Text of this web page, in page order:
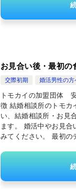
お見合い後・最初の
交際初期 婚活男性の方
トモカイの加盟団体
徴 結婚相談所のトモカ
い、結婚相談所・お見
ます。 婚活中やお見
みてください。 最初